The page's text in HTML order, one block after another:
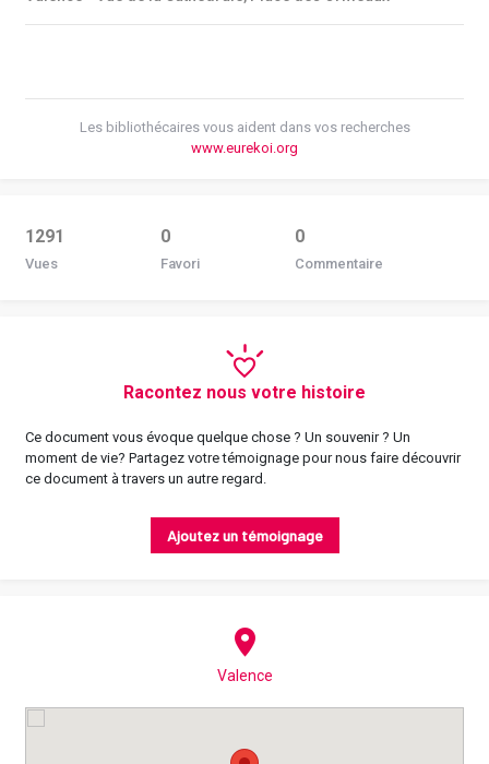
Les bibliothécaires vous aident dans vos recherches
www.eurekoi.org
1291
Vues
0
Favori
0
Commentaire
Racontez nous votre histoire
Ce document vous évoque quelque chose ? Un souvenir ? Un
moment de vie? Partagez votre témoignage pour nous faire découvrir
ce document à travers un autre regard.
Ajoutez un témoignage
Valence